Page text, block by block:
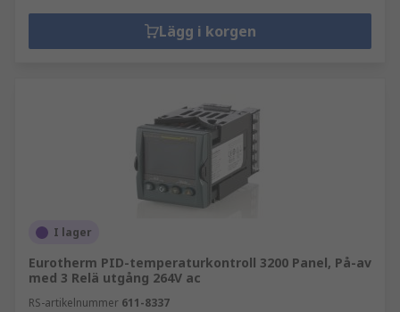
Lägg i korgen
I lager
Eurotherm PID-temperaturkontroll 3200 Panel, På-av
med 3 Relä utgång 264V ac
RS-artikelnummer 611-8337